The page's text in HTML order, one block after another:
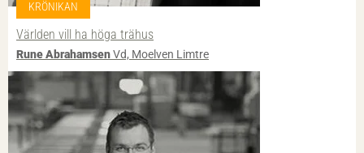
KRÖNIKAN
Världen vill ha höga trähus
Rune AbrahamsenVd, Moelven Limtre